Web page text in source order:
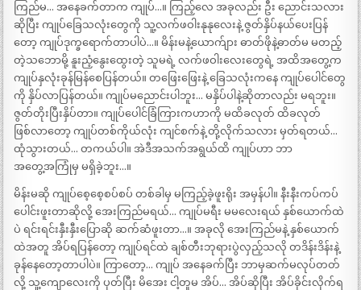
ကြည်မ… အနေခက်တာက ကျုပ်…။ ကြည့်လေ အခုလည်း ဦး ညောင်းသလား
ဆိုပြီး ကျုပ်ခြေသလုံးတွေကို သူ့လက်ဖဝါးနုနုလေးနဲ့ ဇွတ်နှိပ်နယ်ပေးပြန်
တော့ ကျုပ်ဒုက္ခရောက်တာပါပဲ…။ မိန်းမနဲ့ယောက်ျား ဓာတ်ဖိုနဲ့ဓာတ်မ မတည့်
တဲ့သဘောမို့ နူးညံ့နွေးထွေးတဲ့ သူမရဲ့ လက်ဖဝါးလေးတွေရဲ့ အထိအတွေ့က
ကျုပ်နှလုံးခုန်မြန်စေပြန်တယ်။ တဖြေးဖြေးနဲ့ ခြေသလုံးကနေ ကျုပ်ပေါင်တွေ
ကို နှိပ်လာပြန်တယ်။ ကျုပ်မညောင်းပါဘူး… မနှိပ်ပါနဲ့ဆိုတာလည်း မရဘူး။
ဇွတ်တိုးပြီးနှိပ်တာ။ ကျုပ်ပေါင်ခြံကြားကဟာကို မထိခလုတ် ထိခလုတ်
ဖြစ်လာတော့ ကျုပ်တစ်ကိုယ်လုံး ကျင်စက်နဲ့ တို့လိုက်သလား မှတ်ရတယ်…
ထုံသွားတယ်… တကယ်ပါ။ အဲဒီအသက်အရွယ်ထိ ကျုပ်ဟာ ဘာ
အတွေ့အကြုံမှ မရှိခဲ့ဘူး…။
မိန်းမဆို ကျုပ်စေ့စေ့စပ်စပ် တစ်ခါမှ မကြည့်ခဲ့ဖူးရိုး အမှန်ပါ။ နီးနီးကပ်ကပ်
ပေါင်းဖူးတာဆိုလို့ အေးကြည်မရယ်… ကျုပ်မရီး မမလေးရယ် နှစ်ယောက်ထဲ
ပဲ ရင်းရင်းနှီးနှီးပြောဆို ဆက်ဆံဖူးတာ…။ အခုလို အေးကြည်မနဲ့ နှစ်ယောက်
ထဲအတူ အိပ်ရပြန်တော့ ကျုပ်ရင်ထဲ ချစ်တီးဘုရားပွဲလှည့်သလို တဒိန်းဒိန်းနဲ့
ခုန်နေတော့တာပါပဲ။ ကြာတော့… ကျုပ် အနေခက်ပြီး ဘာမှဆက်မလုပ်တတ်
လို့ သူ့ကျောလေးကို ပုတ်ပြီး မိအေး ငါ့တူမ အိပ်… အိပ်ဆိုပြီး အိပ်ခိုင်းလိုက်ရ